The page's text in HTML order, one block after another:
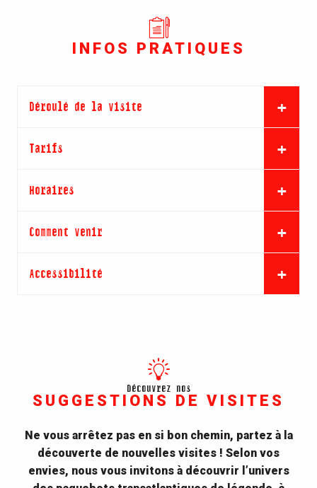
INFOS PRATIQUES
Déroulé de la visite
Tarifs
Horaires
Comment venir
Accessibilité
Découvrez nos
SUGGESTIONS DE VISITES
Ne vous arrêtez pas en si bon chemin, partez à la
découverte de nouvelles visites ! Selon vos
envies, nous vous invitons à découvrir l’univers